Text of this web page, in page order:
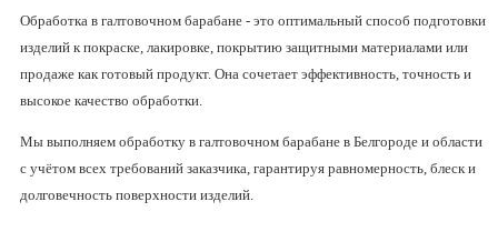
Обработка в галтовочном барабане - это оптимальный способ подготовки
изделий к покраске, лакировке, покрытию защитными материалами или
продаже как готовый продукт. Она сочетает эффективность, точность и
высокое качество обработки.
Мы выполняем обработку в галтовочном барабане в Белгороде и области
с учётом всех требований заказчика, гарантируя равномерность, блеск и
долговечность поверхности изделий.